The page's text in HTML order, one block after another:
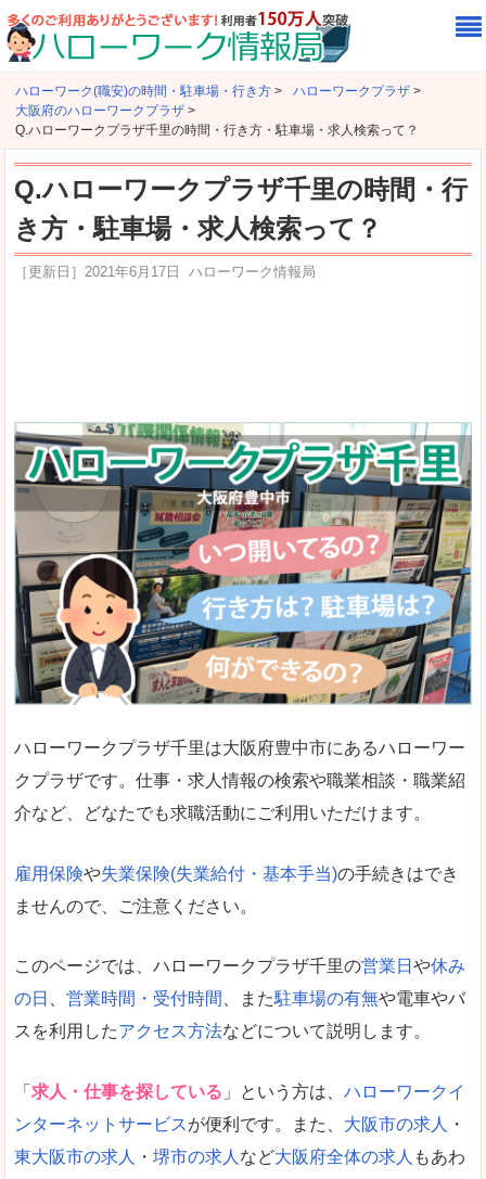
ハローワーク(職安)の時間・駐車場・行き方 > ハローワークプラザ >
大阪府のハローワークプラザ >
Q.ハローワークプラザ千里の時間・行き方・駐車場・求人検索って？
Q.ハローワークプラザ千里の時間・行
き方・駐車場・求人検索って？
［更新日］ 2021年6月17日 ハローワーク情報局
ハローワークプラザ千里は大阪府豊中市にあるハローワー
クプラザです。仕事・求人情報の検索や職業相談・職業紹
介など、どなたでも求職活動にご利用いただけます。
雇用保険や失業保険(失業給付・基本手当)の手続きはでき
ませんので、ご注意ください。
このページでは、ハローワークプラザ千里の営業日 や休み
の日 、 営業時間・受付時間 、また駐車場の有無や電車やバ
スを利用したアクセス方法などについて説明します。
「 求人・仕事を探している 」という方は、 ハローワークイ
ンターネットサービスが便利です。また、 大阪市の求人
・
東大阪市の求人
・ 堺市の求人 など大阪府全体の求人 もあわ